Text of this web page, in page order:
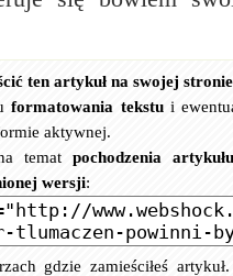
ten artykuł na swojej
formatowania tekstui
aktywnej.
temat pochodzenia artykułu
wersji:
gdzie zamieściłeś